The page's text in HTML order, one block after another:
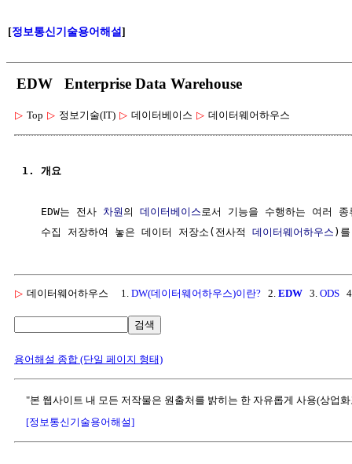
[정보통신기술용어해설]
EDW Enterprise Data Warehouse
▷ Top ▷ 정보기술(IT) ▷ 데이터베이스 ▷ 데이터웨어하우스
1. 개요
   EDW는 전사
차원 의 데이터베이스 로서 기능을 수행하는 여러
   수집 저장하여 놓은 데이터 저장소(전사적
데이터웨어하우스
▷ 데이터웨어하우스 1. DW(데이터웨어하우스)이란? 2. EDW 3. ODS
검색
용어해설 종합 (단일 페이지 형태)
"본 웹사이트 내 모든 저작물은 원출처를 밝히는 한 자유롭게 사용(상업
[정보통신기술용어해설]